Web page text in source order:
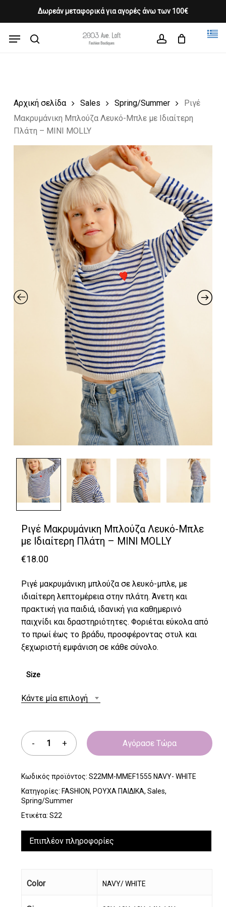
Δωρεάν μεταφορικά για αγορές άνω των 100€
content
Menu
Cart CLOSE
CART
Αρχική σελίδα Sales Spring/Summer
Ριγέ
Μακρυμάνικη Μπλούζα Λευκό-Μπλε με Ιδιαίτερη
Πλάτη – MINI MOLLY
Ριγέ Μακρυμάνικη Μπλούζα Λευκό-Μπλε
με Ιδιαίτερη Πλάτη – MINI MOLLY
€18.00
Ριγέ μακρυμάνικη μπλούζα σε λευκό-μπλε, με
ιδιαίτερη λεπτομέρεια στην πλάτη. Άνετη και
πρακτική για παιδιά, ιδανική για καθημερινό
παιχνίδι και δραστηριότητες. Φοριέται εύκολα από
το πρωί έως το βράδυ, προσφέροντας στυλ και
ξεχωριστή εμφάνιση σε κάθε σύνολο.
Size
Κάντε μία επιλογή
Αγόρασε Τώρα
Κωδικός προϊόντος: S22MM-MMEF1555 NAVY- WHITE
Κατηγορίες: FASHION, ΡΟΥΧΑ ΠΑΙΔΙΚΑ, Sales,
Spring/Summer
Ετικέτα: S22
Επιπλέον πληροφορίες
Color NAVY/ WHITE
Close